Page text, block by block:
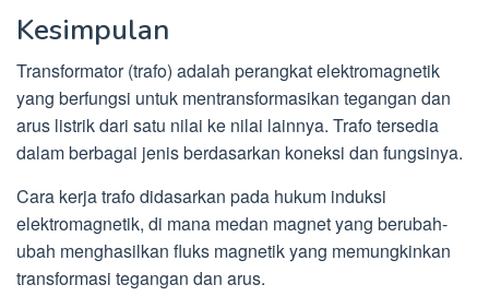
Kesimpulan
Transformator (trafo) adalah perangkat elektromagnetik
yang berfungsi untuk mentransformasikan tegangan dan
arus listrik dari satu nilai ke nilai lainnya. Trafo tersedia
dalam berbagai jenis berdasarkan koneksi dan fungsinya.
Cara kerja trafo didasarkan pada hukum induksi
elektromagnetik, di mana medan magnet yang berubah-
ubah menghasilkan fluks magnetik yang memungkinkan
transformasi tegangan dan arus.